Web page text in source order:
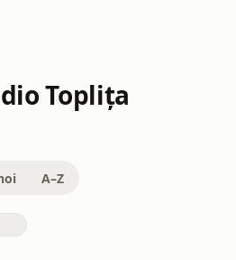
Toplița
A–Z